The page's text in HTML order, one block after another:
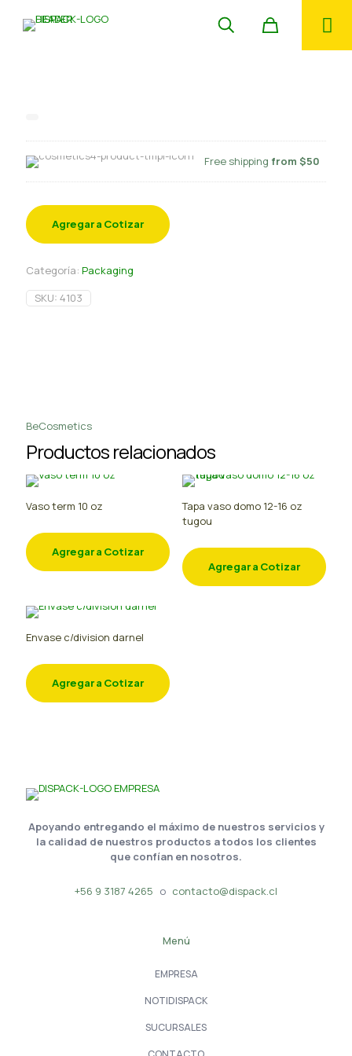
Free shipping from $50
Agregar a Cotizar
Categoría: Packaging
SKU: 4103
BeCosmetics
Productos relacionados
Vaso term 10 oz
Agregar a Cotizar
Tapa vaso domo 12-16 oz
tugou
Agregar a Cotizar
Envase c/division darnel
Agregar a Cotizar
Apoyando entregando el máximo de nuestros servicios y
la calidad de nuestros productos a todos los clientes
que confían en nosotros.
+56 9 3187 4265 o contacto@dispack.cl
Menú
EMPRESA
NOTIDISPACK
SUCURSALES